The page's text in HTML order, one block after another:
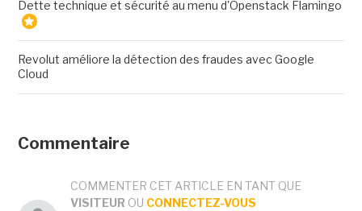
Dette technique et sécurité au menu d'Openstack Flamingo
Revolut améliore la détection des fraudes avec Google
Cloud
Commentaire
COMMENTER CET ARTICLE EN TANT QUE
VISITEUR OU CONNECTEZ-VOUS